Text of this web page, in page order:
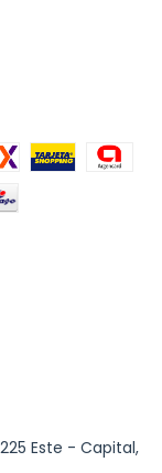
Este - Capital,